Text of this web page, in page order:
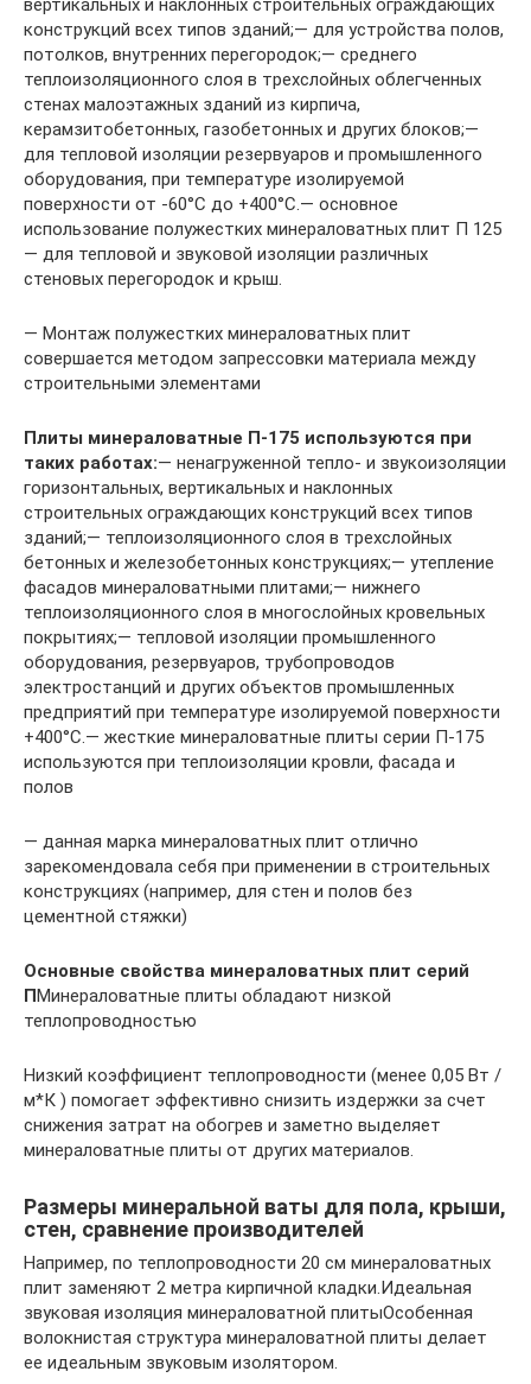
конструкций всех типов зданий;— для устройства полов,
потолков, внутренних перегородок;— среднего
теплоизоляционного слоя в трехслойных облегченных
стенах малоэтажных зданий из кирпича,
керамзитобетонных, газобетонных и других блоков;—
для тепловой изоляции резервуаров и промышленного
оборудования, при температуре изолируемой
поверхности от -60°C до +400°C.— оcновное
использование полужестких минераловатных плит П 125
— для тепловой и звуковой изоляции различных
стеновых перегородок и крыш.
— Монтаж полужестких минераловатных плит
совершается методом запрессовки материала между
строительными элементами
Плиты минераловатные П-175 используются при
таких работах:— ненагруженной тепло- и звукоизоляции
горизонтальных, вертикальных и наклонных
строительных ограждающих конструкций всех типов
зданий;— теплоизоляционного слоя в трехслойных
бетонных и железобетонных конструкциях;— утепление
фасадов минераловатными плитами;— нижнего
теплоизоляционного слоя в многослойных кровельных
покрытиях;— тепловой изоляции промышленного
оборудования, резервуаров, трубопроводов
электростанций и других объектов промышленных
предприятий при температуре изолируемой поверхности
+400°C.— жесткие минераловатные плиты серии П-175
используются при теплоизоляции кровли, фасада и
полов
— данная марка минераловатных плит отлично
зарекомендовала себя при применении в строительных
конструкциях (например, для стен и полов без
цементной стяжки)
Основные свойства минераловатных плит серий
ПМинераловатные плиты обладают низкой
теплопроводностью
Низкий коэффициент теплопроводности (менее 0,05 Вт /
м*К ) помогает эффективно снизить издержки за счет
снижения затрат на обогрев и заметно выделяет
минераловатные плиты от других материалов.
Размеры минеральной ваты для пола, крыши,
стен, сравнение производителей
Например, по теплопроводности 20 см минераловатных
плит заменяют 2 метра кирпичной кладки.Идеальная
звуковая изоляция минераловатной плитыОсобенная
волокнистая структура минераловатной плиты делает
ее идеальным звуковым изолятором.